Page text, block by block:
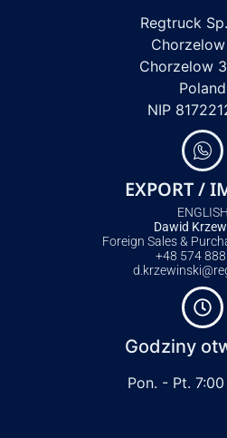
Regtruck
Chorzelow
Poland
NIP
EXPORT /
ENGLISH
Dawid
Foreign Sales &
+48 574
Godziny
Pon. - Pt.